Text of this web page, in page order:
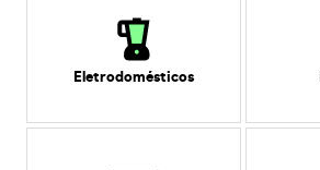
Eletrodomésticos